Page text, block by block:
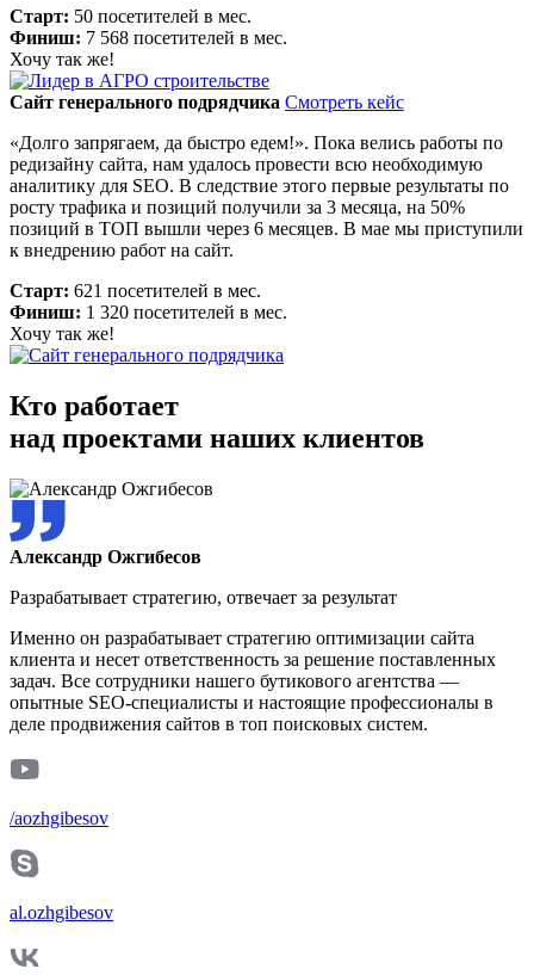
Старт: 50 посетителей в мес.
Финиш: 7 568 посетителей в мес.
Хочу так же!
Сайт генерального подрядчика Смотреть кейс
«Долго запрягаем, да быстро едем!». Пока велись работы по
редизайну сайта, нам удалось провести всю необходимую
аналитику для SEO. В следствие этого первые результаты по
росту трафика и позиций получили за 3 месяца, на 50%
позиций в ТОП вышли через 6 месяцев. В мае мы приступили
к внедрению работ на сайт.
Старт: 621 посетителей в мес.
Финиш: 1 320 посетителей в мес.
Хочу так же!
Кто работает
над проектами наших клиентов
Александр Ожгибесов
Разрабатывает стратегию, отвечает за результат
Именно он разрабатывает стратегию оптимизации сайта
клиента и несет ответственность за решение поставленных
задач. Все сотрудники нашего бутикового агентства —
опытные SEO-специалисты и настоящие профессионалы в
деле продвижения сайтов в топ поисковых систем.
/aozhgibesov
al.ozhgibesov